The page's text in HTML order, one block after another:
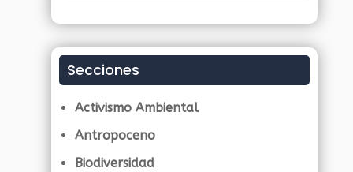
Secciones
Activismo Ambiental
Antropoceno
Biodiversidad